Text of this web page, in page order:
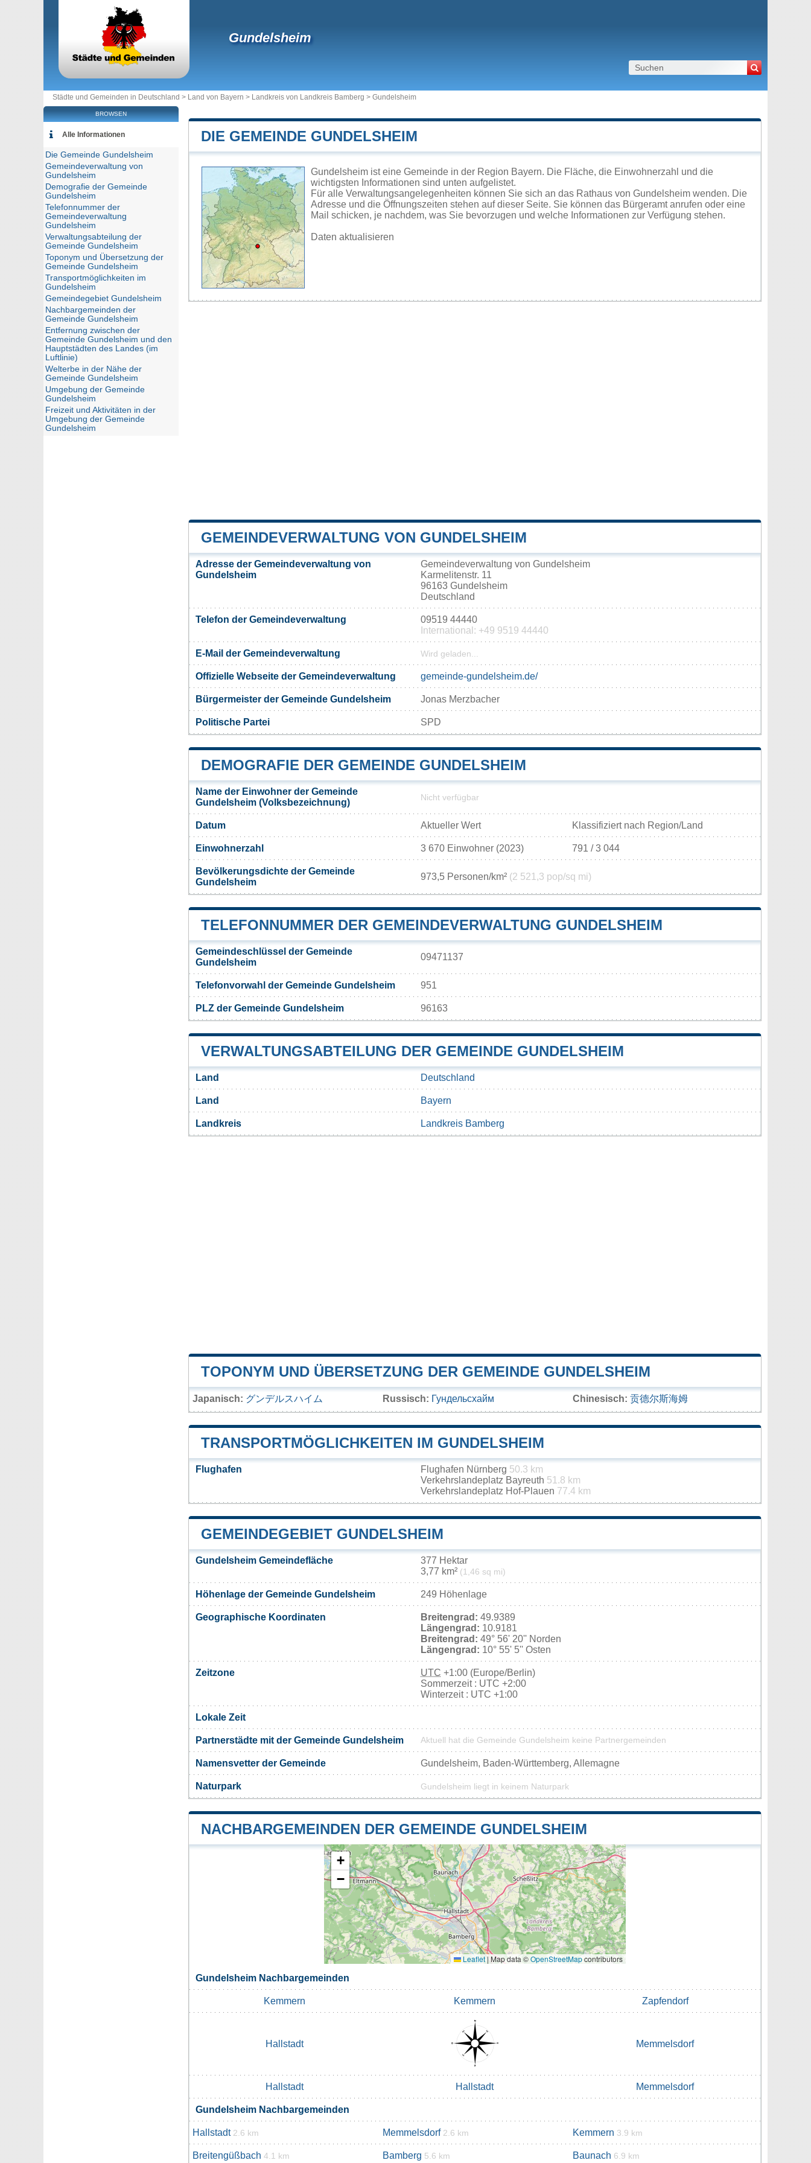
Gundelsheim
Städte und Gemeinden in Deutschland > Land von Bayern > Landkreis von Landkreis Bamberg > Gundelsheim
DIE GEMEINDE GUNDELSHEIM
Gundelsheim ist eine Gemeinde in der Region Bayern. Die Fläche, die Einwohnerzahl und die
wichtigsten Informationen sind unten aufgelistet.
Für alle Verwaltungsangelegenheiten können Sie sich an das Rathaus von Gundelsheim wenden. Die
Adresse und die Öffnungszeiten stehen auf dieser Seite. Sie können das Bürgeramt anrufen oder eine
Mail schicken, je nachdem, was Sie bevorzugen und welche Informationen zur Verfügung stehen.
Daten aktualisieren
GEMEINDEVERWALTUNG VON GUNDELSHEIM
Adresse der Gemeindeverwaltung von
Gundelsheim
Gemeindeverwaltung von Gundelsheim
Karmelitenstr. 11
96163 Gundelsheim
Deutschland
Telefon der Gemeindeverwaltung
09519 44440
International: +49 9519 44440
E-Mail der Gemeindeverwaltung Wird geladen...
Offizielle Webseite der Gemeindeverwaltung gemeinde-gundelsheim.de/
Bürgermeister der Gemeinde Gundelsheim Jonas Merzbacher
Politische Partei SPD
DEMOGRAFIE DER GEMEINDE GUNDELSHEIM
Name der Einwohner der Gemeinde
Gundelsheim (Volksbezeichnung)
Nicht verfügbar
Datum Aktueller Wert Klassifiziert nach Region/Land
Einwohnerzahl 3 670 Einwohner (2023) 791 / 3 044
Bevölkerungsdichte der Gemeinde
Gundelsheim
973,5 Personen/km² (2 521,3 pop/sq mi)
TELEFONNUMMER DER GEMEINDEVERWALTUNG GUNDELSHEIM
Gemeindeschlüssel der Gemeinde
Gundelsheim
09471137
Telefonvorwahl der Gemeinde Gundelsheim 951
PLZ der Gemeinde Gundelsheim 96163
VERWALTUNGSABTEILUNG DER GEMEINDE GUNDELSHEIM
Land Deutschland
Land Bayern
Landkreis Landkreis Bamberg
TOPONYM UND ÜBERSETZUNG DER GEMEINDE GUNDELSHEIM
Japanisch: グンデルスハイム Russisch: Гундельсхайм Chinesisch: 贡德尔斯海姆
TRANSPORTMÖGLICHKEITEN IM GUNDELSHEIM
Flughafen Flughafen Nürnberg 50.3 km
Verkehrslandeplatz Bayreuth 51.8 km
Verkehrslandeplatz Hof-Plauen 77.4 km
GEMEINDEGEBIET GUNDELSHEIM
Gundelsheim Gemeindefläche
377 Hektar
3,77 km² (1,46 sq mi)
Höhenlage der Gemeinde Gundelsheim 249 Höhenlage
Geographische Koordinaten Breitengrad: 49.9389
Längengrad: 10.9181
Breitengrad: 49° 56' 20'' Norden
Längengrad: 10° 55' 5'' Osten
Zeitzone UTC +1:00 (Europe/Berlin)
Sommerzeit : UTC +2:00
Winterzeit : UTC +1:00
Lokale Zeit
Partnerstädte mit der Gemeinde Gundelsheim Aktuell hat die Gemeinde Gundelsheim keine Partnergemeinden
Namensvetter der Gemeinde Gundelsheim, Baden-Württemberg, Allemagne
Naturpark Gundelsheim liegt in keinem Naturpark
NACHBARGEMEINDEN DER GEMEINDE GUNDELSHEIM
+
−
Leaflet |Map data ©OpenStreetMapcontributors
Gundelsheim Nachbargemeinden
Kemmern Kemmern Zapfendorf
Hallstadt Memmelsdorf
Hallstadt Hallstadt Memmelsdorf
Gundelsheim Nachbargemeinden
Hallstadt 2.6 km Memmelsdorf 2.6 km Kemmern 3.9 km
Breitengüßbach 4.1 km Bamberg 5.6 km Baunach 6.9 km
BROWSEN
Alle Informationen
Die Gemeinde Gundelsheim
Gemeindeverwaltung von
Gundelsheim
Demografie der Gemeinde
Gundelsheim
Telefonnummer der
Gemeindeverwaltung
Gundelsheim
Verwaltungsabteilung der
Gemeinde Gundelsheim
Toponym und Übersetzung der
Gemeinde Gundelsheim
Transportmöglichkeiten im
Gundelsheim
Gemeindegebiet Gundelsheim
Nachbargemeinden der
Gemeinde Gundelsheim
Entfernung zwischen der
Gemeinde Gundelsheim und den
Hauptstädten des Landes (im
Luftlinie)
Welterbe in der Nähe der
Gemeinde Gundelsheim
Umgebung der Gemeinde
Gundelsheim
Freizeit und Aktivitäten in der
Umgebung der Gemeinde
Gundelsheim